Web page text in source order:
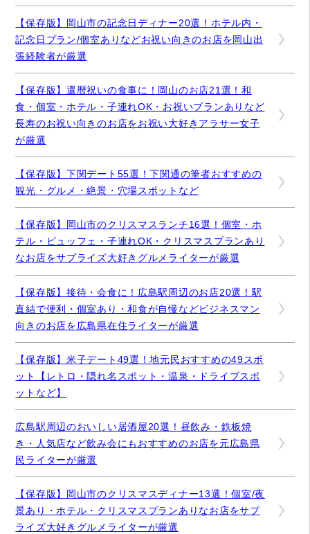
【保存版】岡山市の記念日ディナー20選！ホテル内・
記念日プラン/個室ありなどお祝い向きのお店を岡山出
張経験者が厳選
【保存版】還暦祝いの食事に！岡山のお店21選！和
食・個室・ホテル・子連れOK・お祝いプランありなど
長寿のお祝い向きのお店をお祝い大好きアラサー女子
が厳選
【保存版】下関デート55選！下関通の筆者おすすめの
観光・グルメ・絶景・穴場スポットなど
【保存版】岡山市のクリスマスランチ16選！個室・ホ
テル・ビュッフェ・子連れOK・クリスマスプランあり
なお店をサプライズ大好きグルメライターが厳選
【保存版】接待・会食に！広島駅周辺のお店20選！駅
直結で便利・個室あり・和食が自慢などビジネスマン
向きのお店を広島県在住ライターが厳選
【保存版】米子デート49選！地元民おすすめの49スポ
ット【レトロ・隠れ名スポット・温泉・ドライブスポ
ットなど】
広島駅周辺のおいしい居酒屋20選！昼飲み・鉄板焼
き・人気店など飲み会にもおすすめのお店を元広島県
民ライターが厳選
【保存版】岡山市のクリスマスディナー13選！個室/夜
景あり・ホテル・クリスマスプランありなお店をサプ
ライズ大好きグルメライターが厳選